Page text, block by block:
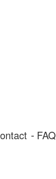
FAQ